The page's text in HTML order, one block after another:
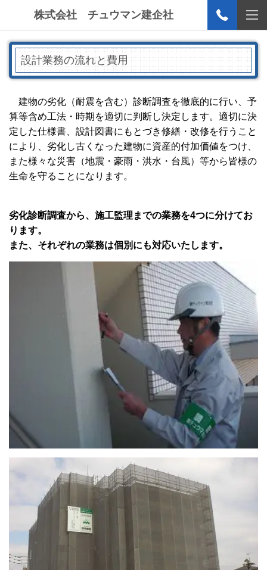
株式会社 チュウマン建企社
設計業務の流れと費用
建物の劣化（耐震を含む）診断調査を徹底的に行い、予
算等含め工法・時期を適切に判断し決定します。適切に決
定した仕様書、設計図書にもとづき修繕・改修を行うこと
により、劣化し古くなった建物に資産的付加価値をつけ、
また様々な災害（地震・豪雨・洪水・台風）等から皆様の
生命を守ることになります。
劣化診断調査から、施工監理までの業務を4つに分けてお
ります。
また、それぞれの業務は個別にも対応いたします。